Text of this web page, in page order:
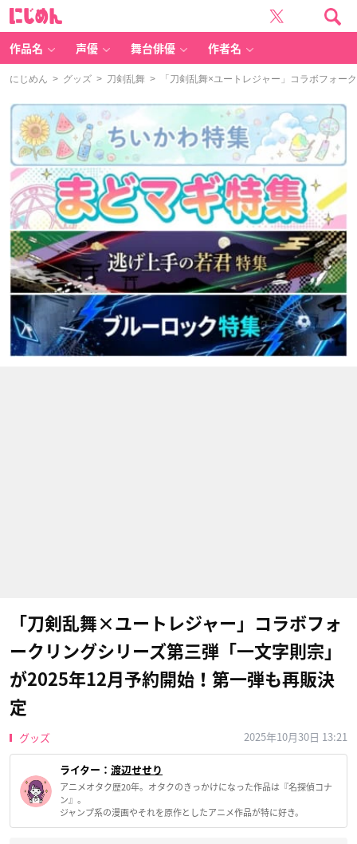
作品名 声優 舞台俳優 作者名
にじめん > グッズ > 刀剣乱舞 > 「刀剣乱舞×ユートレジャー」コラボフォー
「刀剣乱舞×ユートレジャー」コラボフォ
ークリングシリーズ第三弾「一文字則宗」
が2025年12月予約開始！第一弾も再販決
定
グッズ 2025年10月30日 13:21
ライター： 渡辺せせり
アニメオタク歴20年。オタクのきっかけになった作品は『名探偵コナ
ン』。
ジャンプ系の漫画やそれを原作としたアニメ作品が特に好き。